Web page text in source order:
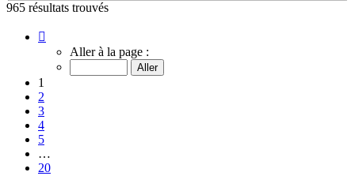
965 résultats trouvés
sur
Aller à la page :
1
2
3
4
5
…
20